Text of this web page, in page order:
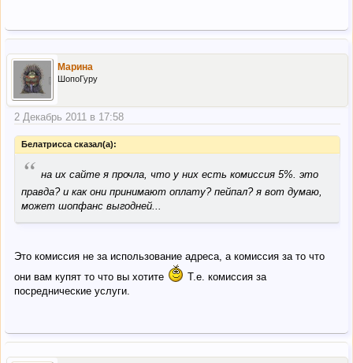
Марина
ШопоГуру
2 Декабрь 2011 в 17:58
Белатрисса сказал(а):
“ на их сайте я прочла, что у них есть комиссия 5%. это
правда? и как они принимают оплату? пейпал? я вот думаю,
может шопфанс выгодней...
Это комиссия не за использование адреса, а комиссия за то что
они вам купят то что вы хотите
Т.е. комиссия за
посреднические услуги.